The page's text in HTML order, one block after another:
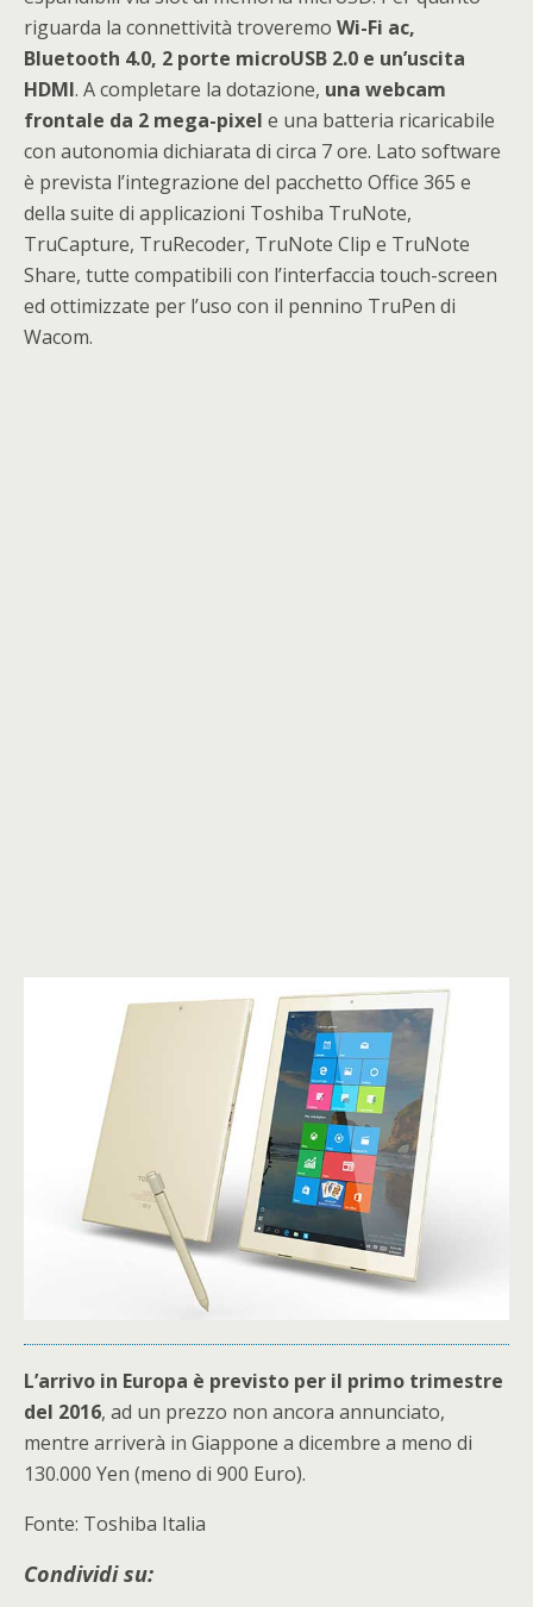
riguarda la connettività troveremo Wi-Fi ac,
Bluetooth 4.0, 2 porte microUSB 2.0 e un’uscita
HDMI. A completare la dotazione, una webcam
frontale da 2 mega-pixel e una batteria ricaricabile
con autonomia dichiarata di circa 7 ore. Lato software
è prevista l’integrazione del pacchetto Office 365 e
della suite di applicazioni Toshiba TruNote,
TruCapture, TruRecoder, TruNote Clip e TruNote
Share, tutte compatibili con l’interfaccia touch-screen
ed ottimizzate per l’uso con il pennino TruPen di
Wacom.
L’arrivo in Europa è previsto per il primo trimestre
del 2016, ad un prezzo non ancora annunciato,
mentre arriverà in Giappone a dicembre a meno di
130.000 Yen (meno di 900 Euro).
Fonte: Toshiba Italia
Condividi su: